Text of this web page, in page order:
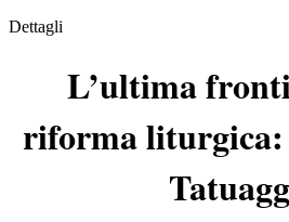
Dettagli
L’ultima
riforma